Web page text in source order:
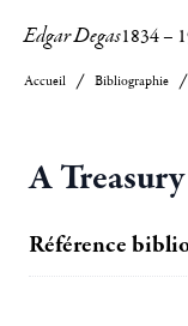
Edgar Degas1834–
Accueil Bibliographie
A
Référence